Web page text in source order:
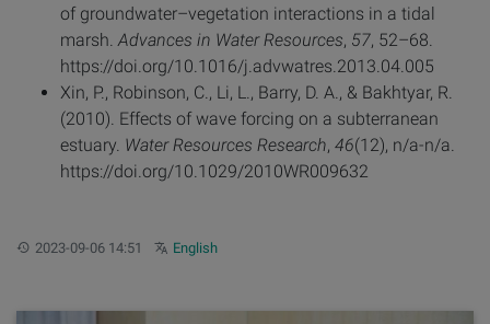
of groundwater–vegetation interactions in a tidal
marsh.Advances in Water Resources, 57, 52–68.
https://doi.org/10.1016/j.advwatres.2013.04.005
Xin, P., Robinson, C., Li, L., Barry, D. A., & Bakhtyar, R.
(2010). Effects of wave forcing on a subterranean
estuary. Water Resources Research, 46(12), n/a-n/a.
https://doi.org/10.1029/2010WR009632
更新：2023-09-06 14:51 Other languages:
English